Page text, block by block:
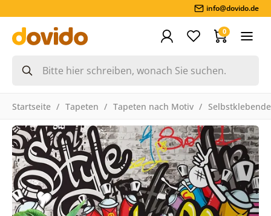
info@dovido.de
0
Startseite Tapeten Tapeten nach Motiv